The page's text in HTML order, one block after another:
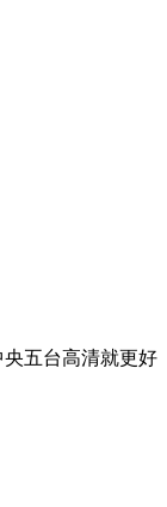
五台高清就更好